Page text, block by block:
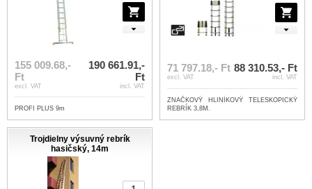
155 009.68,-
Ft
excl. VAT
190 661.91,-
Ft
incl. VAT
PROFI PLUS 9m
71 797.18,- Ft
excl. VAT
88 310.53,- Ft
incl. VAT
ZNAČKOVÝ HLINÍKOVÝ TELESKOPICKÝ
REBRÍK 3,8M.
Trojdielny výsuvný rebrík
hasičský, 14m